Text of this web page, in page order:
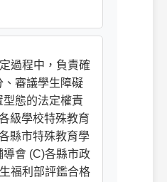
過程中，負責確
審議學生障礙
態的法定權責
級學校特殊教育
縣市特殊教育學
導會 (C)各縣市政
福利部評鑑合格